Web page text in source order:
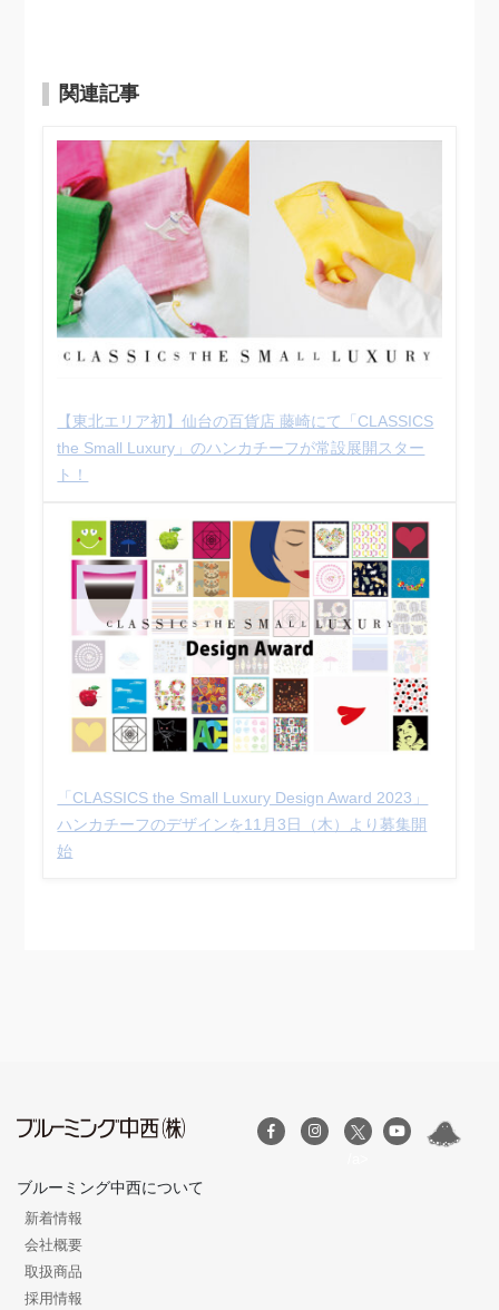
関連記事
【東北エリア初】仙台の百貨店 藤崎にて「CLASSICS
the Small Luxury」のハンカチーフが常設展開スター
ト！
「CLASSICS the Small Luxury Design Award 2023」
ハンカチーフのデザインを11⽉3⽇（木）より募集開
始
ブルーミング中西について
新着情報
会社概要
取扱商品
採用情報